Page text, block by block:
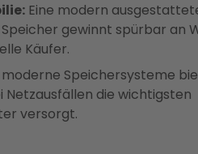
Eine modern
gewinnt spürbar an
Käufer.
moderne Speichersysteme
die wichtigsten
versorgt.